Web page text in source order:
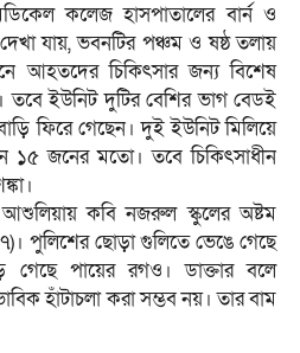
কলেজ হাসপাতালের বার্ন ও
দেখা যায়, ভবনটির পঞ্চম ও ষষ্ঠ তলায়
আহতদের চিকিৎসার জন্য বিশেষ
তবে ইউনিট দুটির বেশির ভাগ বেডই
ফিরে গেছেন। দুই ইউনিট মিলিয়ে
১৫ জনের মতো। তবে চিকিৎসাধীন
আশুলিয়ায় কবি নজরুল স্কুলের অষ্টম
পুলিশের ছোড়া গুলিতে ভেঙে গেছে
গেছে পায়ের রগও। ডাক্তার বলে
হাঁটাচলা করা সম্ভব নয়। তার বাম